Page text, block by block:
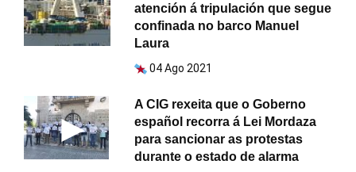
atención á tripulación que segue
confinada no barco Manuel
Laura
04 Ago 2021
A CIG rexeita que o Goberno
español recorra á Lei Mordaza
para sancionar as protestas
durante o estado de alarma